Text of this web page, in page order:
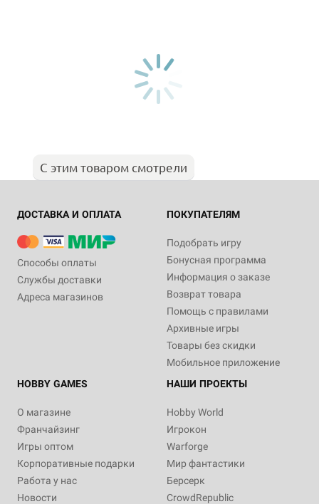
С этим товаром смотрели
ДОСТАВКА И ОПЛАТА
Способы оплаты
Службы доставки
Адреса магазинов
ПОКУПАТЕЛЯМ
Подобрать игру
Бонусная программа
Информация о заказе
Возврат товара
Помощь с правилами
Архивные игры
Товары без скидки
Мобильное приложение
HOBBY GAMES
О магазине
Франчайзинг
Игры оптом
Корпоративные подарки
Работа у нас
Новости
НАШИ ПРОЕКТЫ
Hobby World
Игрокон
Warforge
Мир фантастики
Берсерк
CrowdRepublic